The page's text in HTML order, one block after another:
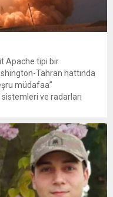
Apache tipi bir
Tahran hattında
müdafaa”
ve radarları
duyurdu....